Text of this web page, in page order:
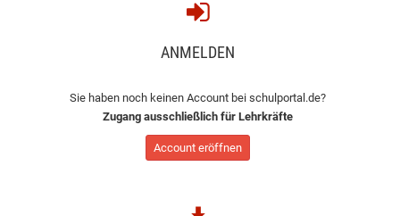
ANMELDEN
Sie haben noch keinen Account bei schulportal.de?
Zugang ausschließlich für Lehrkräfte
Account eröffnen